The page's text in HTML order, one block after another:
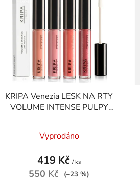
KRIPA Venezia LESK NA RTY
VOLUME INTENSE PULPY
Vyprodáno
419 Kč/ ks
550 Kč (–23 %)